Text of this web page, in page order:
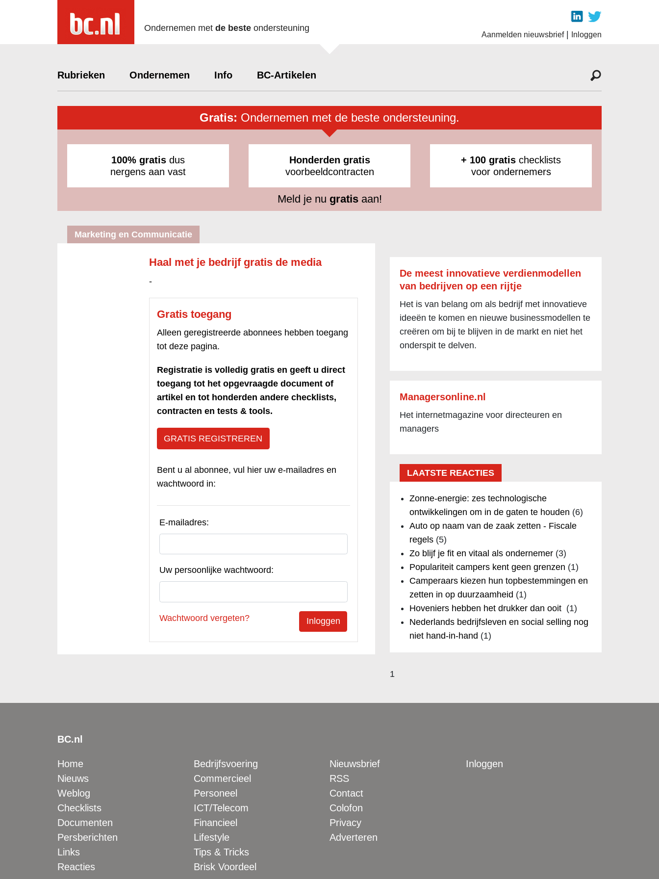
Ondernemen met de beste ondersteuning
Aanmelden nieuwsbrief| Inloggen
Rubrieken Ondernemen Info BC-Artikelen
Gratis: Ondernemen met de beste ondersteuning.
100% gratis dus
nergens aan vast
Honderden gratis
voorbeeldcontracten
+ 100 gratis checklists
voor ondernemers
Meld je nu gratisaan!
Marketing en Communicatie
Haal met je bedrijf gratis de media
-
Gratis toegang
Alleen geregistreerde abonnees hebben toegang
tot deze pagina.
Registratie is volledig gratis en geeft u direct
toegang tot het opgevraagde document of
artikel en tot honderden andere checklists,
contracten en tests & tools.
GRATIS REGISTREREN
Bent u al abonnee, vul hier uw e-mailadres en
wachtwoord in:
E-mailadres:
Uw persoonlijke wachtwoord:
Wachtwoord vergeten?
De meest innovatieve verdienmodellen
van bedrijven op een rijtje
Het is van belang om als bedrijf met innovatieve
ideeën te komen en nieuwe businessmodellen te
creëren om bij te blijven in de markt en niet het
onderspit te delven.
Managersonline.nl
Het internetmagazine voor directeuren en
managers
LAATSTE REACTIES
Zonne-energie: zes technologische
ontwikkelingen om in de gaten te houden (6)
Auto op naam van de zaak zetten - Fiscale
regels(5)
Zo blijf je fit en vitaal als ondernemer(3)
Populariteit campers kent geen grenzen (1)
Camperaars kiezen hun topbestemmingen en
zetten in op duurzaamheid (1)
Hoveniers hebben het drukker dan ooit (1)
Nederlands bedrijfsleven en social selling nog
niet hand-in-hand (1)
1
BC.nl
Home
Nieuws
Weblog
Checklists
Documenten
Persberichten
Links
Reacties
Bedrijfsvoering
Commercieel
Personeel
ICT/Telecom
Financieel
Lifestyle
Tips & Tricks
Brisk Voordeel
Nieuwsbrief
RSS
Contact
Colofon
Privacy
Adverteren
Inloggen